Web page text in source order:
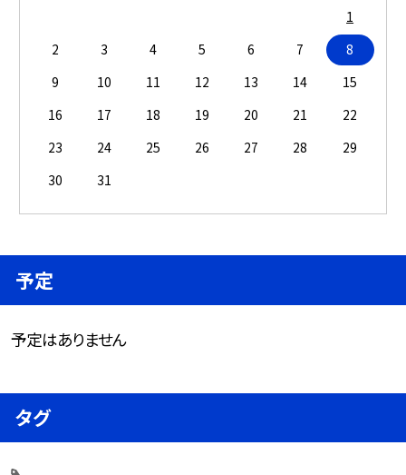
1
2
3 4 5 6 7
8
9
10 11 12 13 14
15
16
17 18 19 20 21
22
23
24 25 26 27 28
29
30
31
予定
予定はありません
タグ